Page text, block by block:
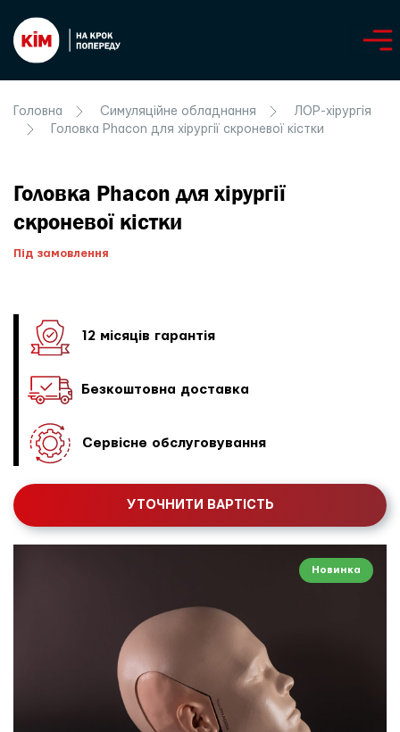
Головна Симуляційне обладнання
ЛОР-хірургія
Головка Phacon для хірургії скроневої кістки
Новинка
Головка Phacon для хірургії
скроневої кістки
Під замовлення
12 місяців гарантія
Безкоштовна доставка
Сервісне обслуговування
УТОЧНИТИ ВАРТІСТЬ